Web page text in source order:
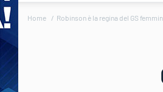
Home Robinson è la regina del GS